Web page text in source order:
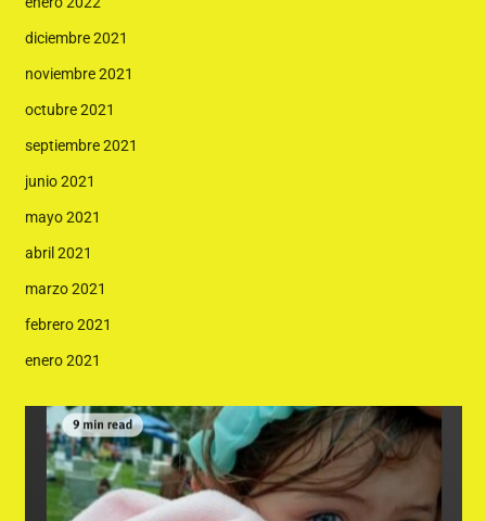
diciembre 2021
noviembre 2021
octubre 2021
septiembre 2021
junio 2021
mayo 2021
abril 2021
marzo 2021
febrero 2021
enero 2021